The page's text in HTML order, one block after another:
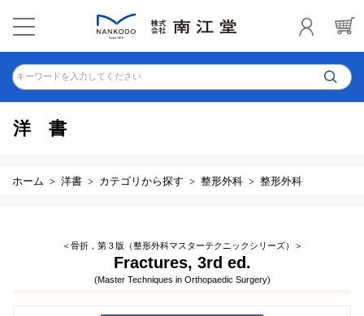
キーワードを入力してください
洋書
ホーム 洋書 カテゴリから探す 整形外科 整形外科
＜骨折，第３版（整形外科マスターテクニックシリーズ）＞
Fractures, 3rd ed.
(Master Techniques in Orthopaedic Surgery)